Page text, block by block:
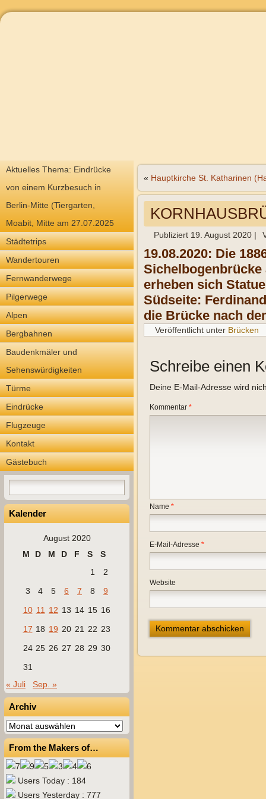
Aktuelles Thema: Eindrücke
von einem Kurzbesuch in
Berlin-Mitte (Tiergarten,
Moabit, Mitte am 27.07.2025
Städtetrips
Wandertouren
Fernwanderwege
Pilgerwege
Alpen
Bergbahnen
Baudenkmäler und
Sehenswürdigkeiten
Türme
Eindrücke
Flugzeuge
Kontakt
Gästebuch
Kalender
August 2020
M
D M D F S
S
1
2
3
4 5 6 7 8
9
10 11 12 13 14 15 16
17 18 19 20 21 22 23
24 25 26 27 28 29 30
31
« Juli
Sep. »
Archiv
Archiv
From the Makers of…
Users Today : 184
Users Yesterday : 777
« Hauptkirche St. Katharinen
Publiziert 19. August 2020 |
19.08.2020: Die
Sichelbogenbrücke
erheben sich
Südseite:
die Brücke nach
Veröffentlicht unter Brücken
Schreibe einen
Deine E-Mail-Adresse wird
Kommentar *
Name *
E-Mail-Adresse *
Website